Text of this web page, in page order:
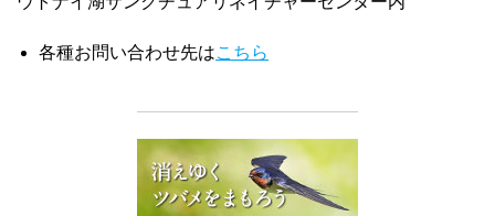
各種お問い合わせ先はこちら